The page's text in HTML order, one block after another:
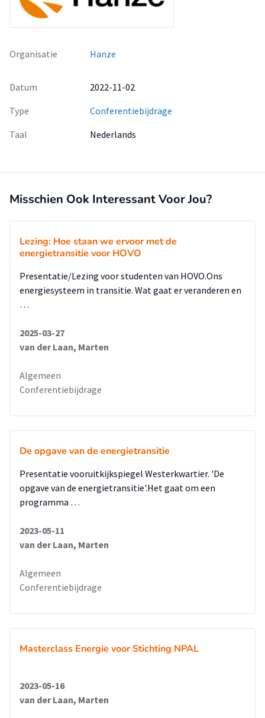
Organisatie Hanze
Datum
2022-11-02
Type
Conferentiebijdrage
Taal
Nederlands
Misschien Ook Interessant Voor Jou?
Lezing: Hoe staan we ervoor met de
energietransitie voor HOVO
Presentatie/Lezing voor studenten van HOVO.Ons
energiesysteem in transitie. Wat gaat er veranderen en
…
2025-03-27
van der Laan, Marten
Algemeen
Conferentiebijdrage
De opgave van de energietransitie
Presentatie vooruitkijkspiegel Westerkwartier. 'De
opgave van de energietransitie'.Het gaat om een
programma …
2023-05-11
van der Laan, Marten
Algemeen
Conferentiebijdrage
Masterclass Energie voor Stichting NPAL
2023-05-16
van der Laan, Marten